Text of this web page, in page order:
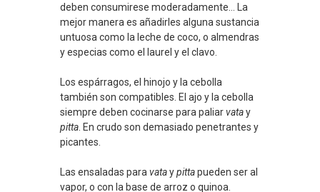
deben consumirese moderadamente… La
mejor manera es añadirles alguna sustancia
untuosa como la leche de coco, o almendras
y especias como el laurel y el clavo.
Los espárragos, el hinojo y la cebolla
también son compatibles. El ajo y la cebolla
siempre deben cocinarse para paliarvatay
pitta . En crudo son demasiado penetrantes y
picantes.
Las ensaladas para vataypittapueden ser al
vapor, o con la base de arroz o quinoa.